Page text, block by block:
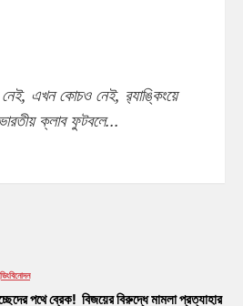
এখন কোচও নেই, র‍্যাঙ্কিংয়ে
ক্লাব ফুটবলে...
বিনোদন
পথে ব্রেক! বিজয়ের বিরুদ্ধে মামলা প্রত্যাহার